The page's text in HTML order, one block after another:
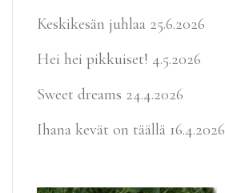
Keskikesän juhlaa 25.6.2026
Hei hei pikkuiset! 4.5.2026
Sweet dreams 24.4.2026
Ihana kevät on täällä 16.4.2026